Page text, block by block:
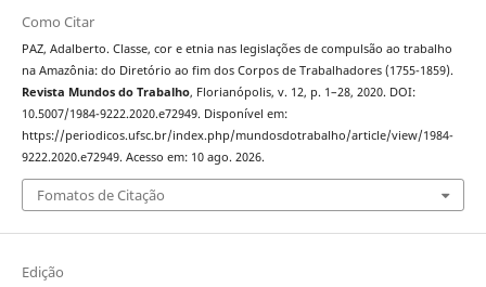
Como Citar
PAZ, Adalberto. Classe, cor e etnia nas legislações de compulsão ao trabalho
na Amazônia: do Diretório ao fim dos Corpos de Trabalhadores (1755-1859).
Revista Mundos do Trabalho, Florianópolis, v. 12, p. 1–28, 2020. DOI:
10.5007/1984-9222.2020.e72949. Disponível em:
https://periodicos.ufsc.br/index.php/mundosdotrabalho/article/view/1984-
9222.2020.e72949. Acesso em: 10 ago. 2026.
Fomatos de Citação
Edição